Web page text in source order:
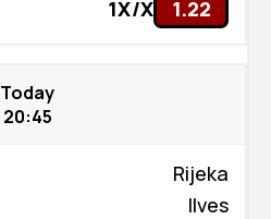
1X/X 1.22
Today
20:45
Rijeka
Ilves